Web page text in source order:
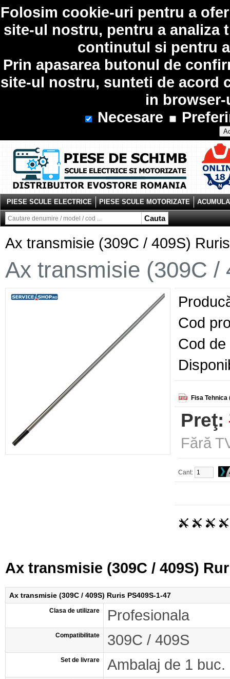
Folosim cookie-uri pentru a
site-ul nostru, pentru a analiza
continutul si pentru
Prin apasarea butonul de
site-ul nostru, sunteti de acord
in
Necesare
Cauta
PIESE SCULE ELECTRICE PIESE SCULE MOTORIZATE
Ax transmisie (309C / 409S)
Ax transmisie (309C /
Cod
Cod
Fisa Tehnica
Preţ:
Fără
Cant:
Ax transmisie (309C / 409S)
Ax transmisie (309C / 409S) Ruris PS409S-1-47
Clasa de utilizare Profesionala
Compatibilitate 309C / 409S
Set de livrare Ambalaj de 1 buc.